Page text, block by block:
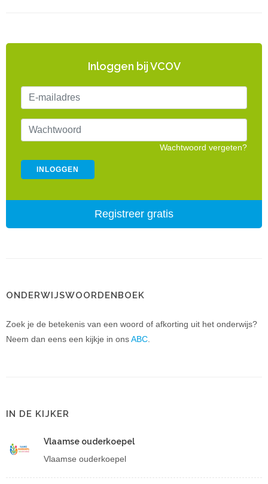
Inloggen bij VCOV
Wachtwoord vergeten?
Registreer gratis
ONDERWIJSWOORDENBOEK
Zoek je de betekenis van een woord of afkorting uit het onderwijs?
Neem dan eens een kijkje in onsABC
IN DE KIJKER
Vlaamse ouderkoepel
Vlaamse ouderkoepel